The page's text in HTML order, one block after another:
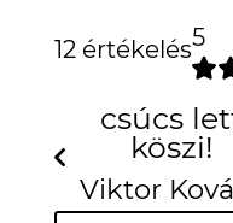
12 értékelés5
Previous